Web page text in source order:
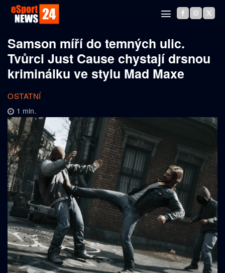
Samson míří do temných ulic.
Tvůrci Just Cause chystají drsnou
kriminálku ve stylu Mad Maxe
OSTATNÍ
1 min.